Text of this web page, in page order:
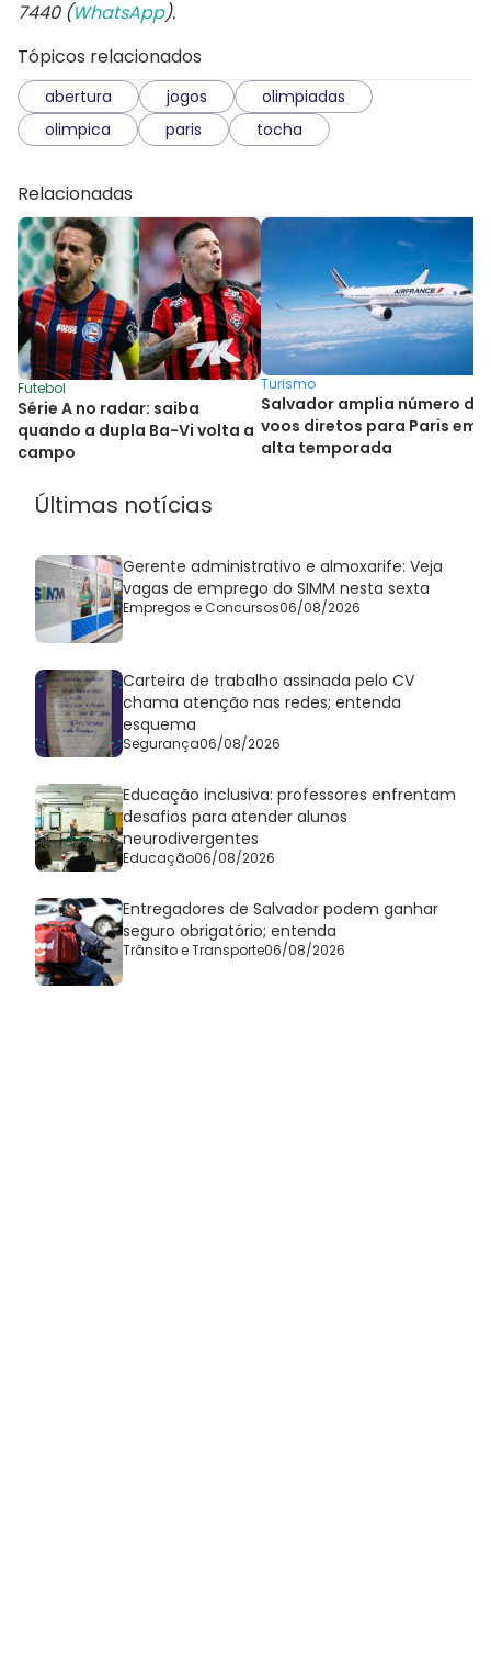
7440 (WhatsApp).
Tópicos relacionados
abertura jogos
olimpiadas
olimpica
paris tocha
Relacionadas
Futebol
Série A no radar: saiba
quando a dupla Ba-Vi volta a
campo
Turismo
Salvador amplia número de
voos diretos para Paris em
alta temporada
Últimas notícias
Gerente administrativo e almoxarife: Veja
vagas de emprego do SIMM nesta sexta
Empregos e Concursos06/08/2026
Carteira de trabalho assinada pelo CV
chama atenção nas redes; entenda
esquema
Segurança06/08/2026
Educação inclusiva: professores enfrentam
desafios para atender alunos
neurodivergentes
Educação06/08/2026
Entregadores de Salvador podem ganhar
seguro obrigatório; entenda
Trânsito e Transporte06/08/2026